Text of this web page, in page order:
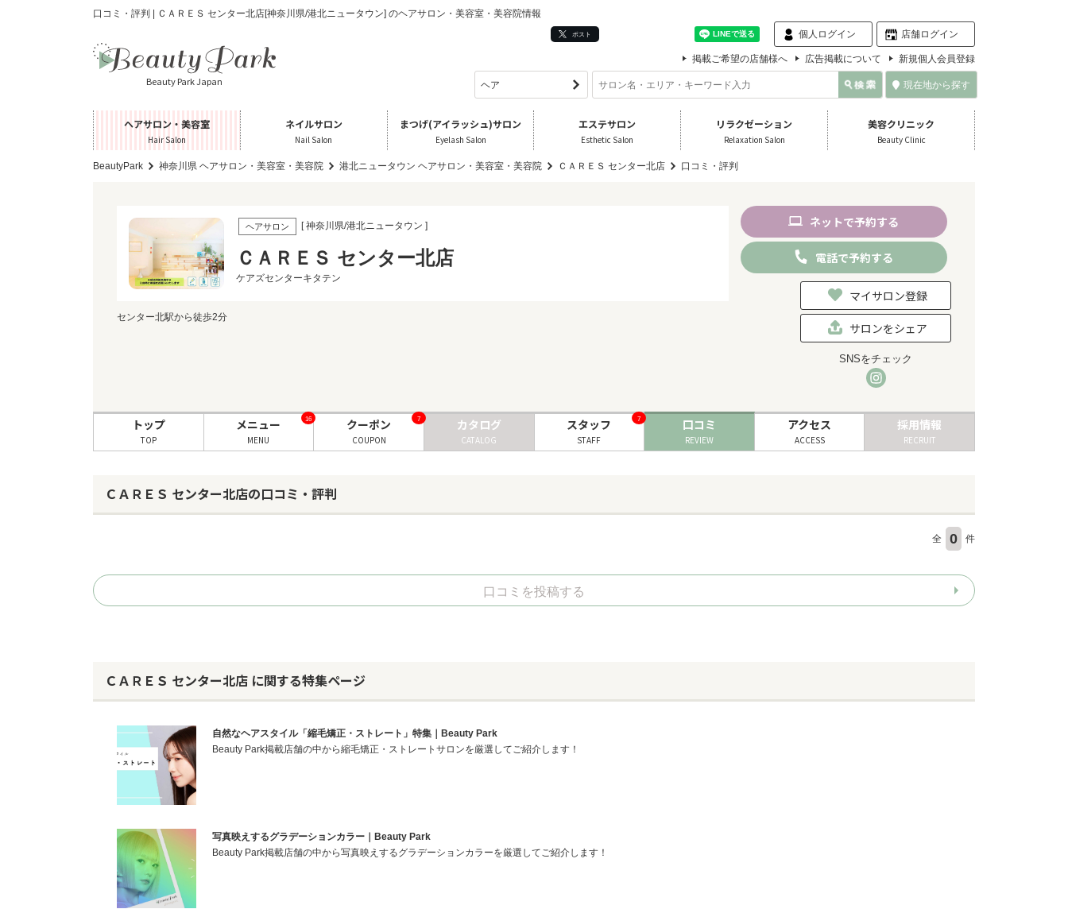
口コミ・評判 | ＣＡＲＥＳ センター北店[神奈川県/港北ニュータウン] のヘアサロン・美容室・美容院情報
ポスト 個人ログイン 店舗ログイン
Beauty Park Japan
掲載ご希望の店舗様へ 広告掲載について 新規個人会員登録
現在地から探す
ヘアサロン・美容室
Hair Salon
ネイルサロン
Nail Salon
まつげ(アイラッシュ)サロン
Eyelash Salon
エステサロン
Esthetic Salon
リラクゼーション
Relaxation Salon
美容クリニック
Beauty Clinic
BeautyPark 神奈川県 ヘアサロン・美容室・美容院 港北ニュータウン ヘアサロン・美容室・美容院 ＣＡＲＥＳ センター北店 口コミ・評判
ヘアサロン [ 神奈川県/港北ニュータウン ]
ＣＡＲＥＳ センター北店
ケアズセンターキタテン
センター北駅から徒歩2分
ネットで予約する
電話で予約する
マイサロン登録
サロンをシェア
SNSをチェック
トップ
TOP
メニュー
MENU
16 クーポン
COUPON
7 カタログ
CATALOG
スタッフ
STAFF
7 口コミ
REVIEW
アクセス
ACCESS
採用情報
RECRUIT
ＣＡＲＥＳ センター北店の口コミ・評判
全 0 件
口コミを投稿する
ＣＡＲＥＳ センター北店 に関する特集ページ
自然なヘアスタイル「縮毛矯正・ストレート」特集｜Beauty Park
Beauty Park掲載店舗の中から縮毛矯正・ストレートサロンを厳選してご紹介します！
写真映えするグラデーションカラー｜Beauty Park
Beauty Park掲載店舗の中から写真映えするグラデーションカラーを厳選してご紹介します！